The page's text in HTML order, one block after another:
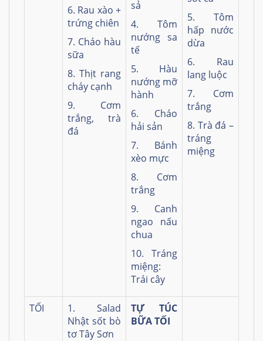
6. Rau xào +
trứng chiên
7. Cháo hàu
sữa
8. Thịt rang
cháy cạnh
9. Cơm
trắng, trà
đá
sả
4. Tôm
nướng sa
tế
5. Hàu
nướng mỡ
hành
6. Cháo
hải sản
7. Bánh
xèo mực
8. Cơm
trắng
9. Canh
ngao nấu
chua
10. Tráng
miệng:
Trái cây
5. Tôm
hấp nước
dừa
6. Rau
lang luộc
7. Cơm
trắng
8. Trà đá –
tráng
miệng
TỐI
1. Salad
Nhật sốt bò
tơ Tây Sơn
TỰ TÚC
BỮA TỐI